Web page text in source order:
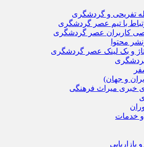
تفریحی و گردشگری
با تیم عصر گردشگری
کاربران عصر گردشگری
محتوا
و بک لینک عصر گردشگری
و جهان)
خبری میراث فرهنگی
خدمات
بازاریابی